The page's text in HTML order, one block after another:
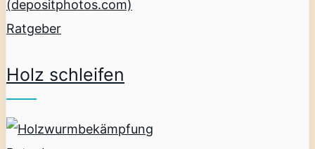
Ratgeber
Holz schleifen